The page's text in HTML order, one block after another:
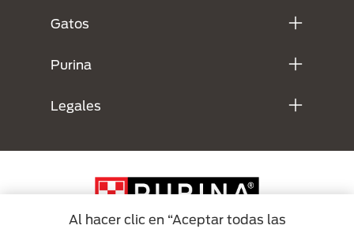
Gatos
Purina
Legales
Al hacer clic en “Aceptar todas las